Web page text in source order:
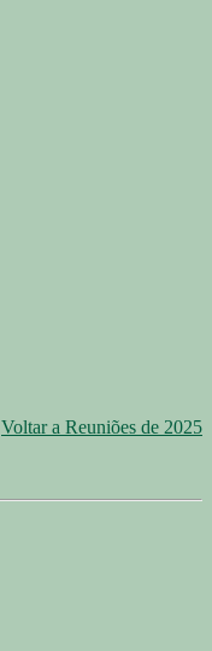
Voltar a Reuniões de 2025